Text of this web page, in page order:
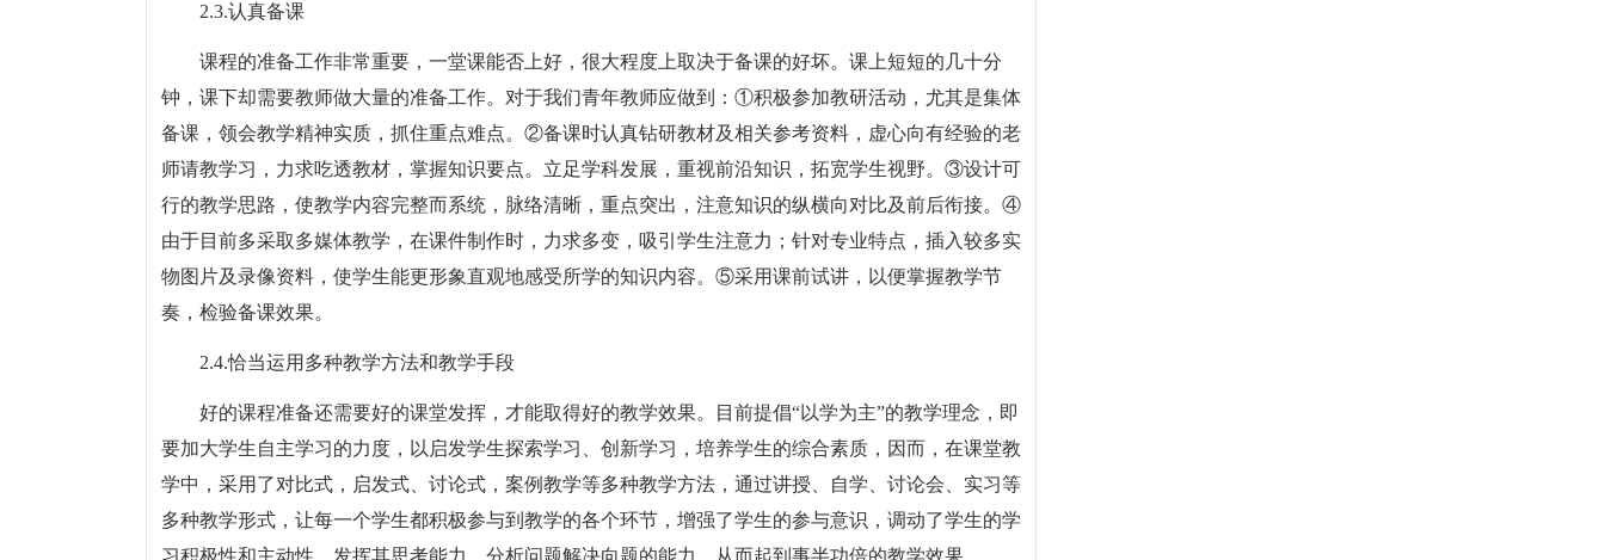
2.3.认真备课
课程的准备工作非常重要，一堂课能否上好，很大程度上取决于备课的好坏。课上短短的几十分
钟，课下却需要教师做大量的准备工作。对于我们青年教师应做到：①积极参加教研活动，尤其是集体
备课，领会教学精神实质，抓住重点难点。②备课时认真钻研教材及相关参考资料，虚心向有经验的老
师请教学习，力求吃透教材，掌握知识要点。立足学科发展，重视前沿知识，拓宽学生视野。③设计可
行的教学思路，使教学内容完整而系统，脉络清晰，重点突出，注意知识的纵横向对比及前后衔接。④
由于目前多采取多媒体教学，在课件制作时，力求多变，吸引学生注意力；针对专业特点，插入较多实
物图片及录像资料，使学生能更形象直观地感受所学的知识内容。⑤采用课前试讲，以便掌握教学节
奏，检验备课效果。
2.4.恰当运用多种教学方法和教学手段
好的课程准备还需要好的课堂发挥，才能取得好的教学效果。目前提倡“以学为主”的教学理念，即
要加大学生自主学习的力度，以启发学生探索学习、创新学习，培养学生的综合素质，因而，在课堂教
学中，采用了对比式，启发式、讨论式，案例教学等多种教学方法，通过讲授、自学、讨论会、实习等
多种教学形式，让每一个学生都积极参与到教学的各个环节，增强了学生的参与意识，调动了学生的学
习积极性和主动性，发挥其思考能力，分析问题解决向题的能力，从而起到事半功倍的教学效果。